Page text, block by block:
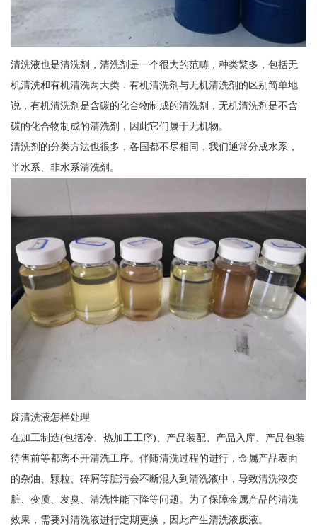
清洗液也是清洗剂，清洗剂是一个很大的范畴，种类繁多，包括无
机清洗和有机清洗两大类．有机清洗剂与无机清洗剂的区别简单地
说，有机清洗剂是含碳的化合物制成的清洗剂，无机清洗剂是不含
碳的化合物制成的清洗剂，因此它们属于无机物。
清洗剂的分类方法也很多，各国都不尽相同，我们通常分成水系，
半水系、非水系清洗剂。
废清洗液怎样处理
在加工制造(包括冷、热加工工序)、产品装配、产品入库、产品包装
待售前等都离不开清洗工序。伴随清洗过程的进行，金属产品表面
的杂油、颗粒、碎屑等脏污会不断混入到清洗液中，导致清洗液变
脏、变质、发臭、清洗性能下降等问题。为了保障金属产品的清洗
效果，需要对清洗液进行定期更换，因此产生清洗液废液。